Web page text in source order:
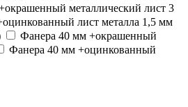
металлический лист 3
лист металла 1,5 мм
Фанера 40 мм +окрашенный
Фанера 40 мм +оцинкованный